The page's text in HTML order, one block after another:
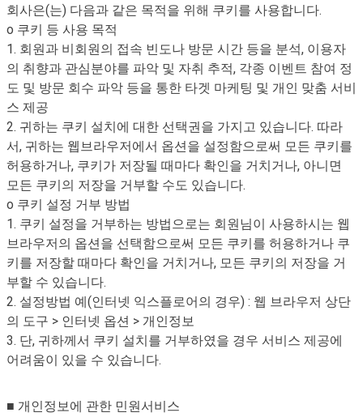
회사은(는) 다음과 같은 목적을 위해 쿠키를 사용합니다.
o 쿠키 등 사용 목적
1. 회원과 비회원의 접속 빈도나 방문 시간 등을 분석, 이용자
의 취향과 관심분야를 파악 및 자취 추적, 각종 이벤트 참여 정
도 및 방문 회수 파악 등을 통한 타겟 마케팅 및 개인 맞춤 서비
스 제공
2. 귀하는 쿠키 설치에 대한 선택권을 가지고 있습니다. 따라
서, 귀하는 웹브라우저에서 옵션을 설정함으로써 모든 쿠키를
허용하거나, 쿠키가 저장될 때마다 확인을 거치거나, 아니면
모든 쿠키의 저장을 거부할 수도 있습니다.
o 쿠키 설정 거부 방법
1. 쿠키 설정을 거부하는 방법으로는 회원님이 사용하시는 웹
브라우저의 옵션을 선택함으로써 모든 쿠키를 허용하거나 쿠
키를 저장할 때마다 확인을 거치거나, 모든 쿠키의 저장을 거
부할 수 있습니다.
2. 설정방법 예(인터넷 익스플로어의 경우) : 웹 브라우저 상단
의 도구 > 인터넷 옵션 > 개인정보
3. 단, 귀하께서 쿠키 설치를 거부하였을 경우 서비스 제공에
어려움이 있을 수 있습니다.
■ 개인정보에 관한 민원서비스